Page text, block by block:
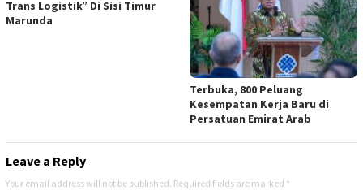
Trans Logistik” Di Sisi Timur
Marunda
Terbuka, 800 Peluang
Kesempatan Kerja Baru di
Persatuan Emirat Arab
Leave a Reply
Your email address will not be published. Required fields are marked *